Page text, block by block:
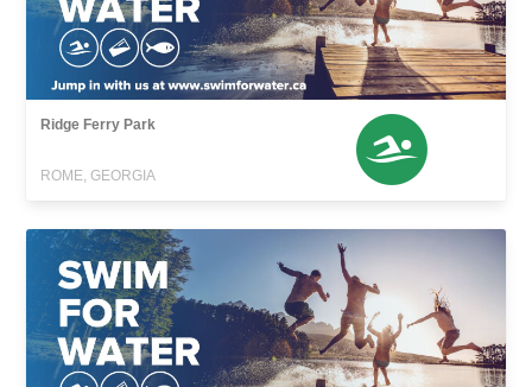
Ridge Ferry Park
ROME, GEORGIA